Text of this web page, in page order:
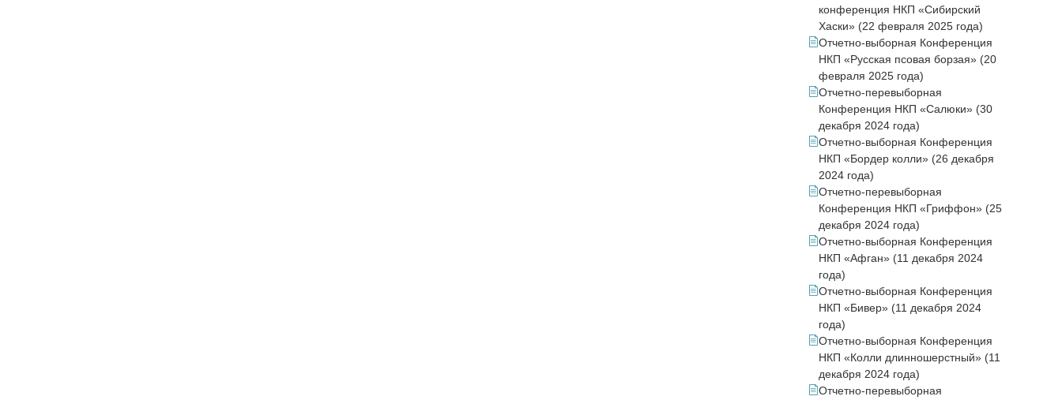
конференция НКП «Сибирский
Хаски» (22 февраля 2025 года)
Отчетно-выборная Конференция
НКП «Русская псовая борзая» (20
февраля 2025 года)
Отчетно-перевыборная
Конференция НКП «Салюки» (30
декабря 2024 года)
Отчетно-выборная Конференция
НКП «Бордер колли» (26 декабря
2024 года)
Отчетно-перевыборная
Конференция НКП «Гриффон» (25
декабря 2024 года)
Отчетно-выборная Конференция
НКП «Афган» (11 декабря 2024
года)
Отчетно-выборная Конференция
НКП «Бивер» (11 декабря 2024
года)
Отчетно-выборная Конференция
НКП «Колли длинношерстный» (11
декабря 2024 года)
Отчетно-перевыборная